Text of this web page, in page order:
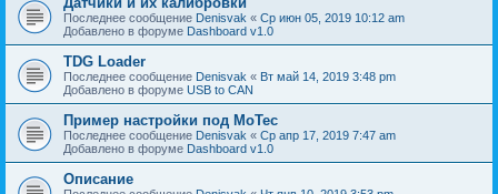
Последнее сообщение Denisvak « Ср июн 05, 2019 10:12 am
Добавлено в форуме Dashboard v1.0
TDG Loader
Последнее сообщение Denisvak « Вт май 14, 2019 3:48 pm
Добавлено в форуме USB to CAN
Пример настройки под MoTec
Последнее сообщение Denisvak « Ср апр 17, 2019 7:47 am
Добавлено в форуме Dashboard v1.0
Описание